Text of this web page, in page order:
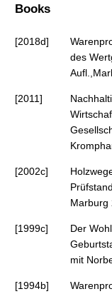
Books
[2018d]
des
[2011]
[2002c]
Marburg
[1999c]
Der
mit
[1994b]